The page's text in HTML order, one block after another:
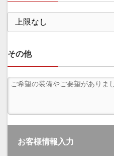
その他
お客様情報入力